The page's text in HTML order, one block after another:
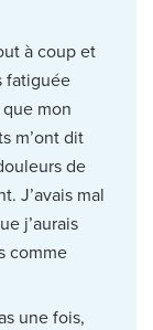
à coup et
fatiguée
mon
m’ont dit
de
J’avais mal
j’aurais
comme
une fois,